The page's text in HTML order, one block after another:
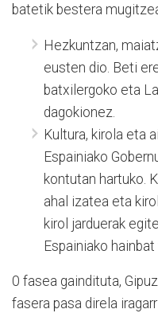
batetik bestera
Hezkuntzan,
eusten dio. Beti
batxilergoko eta
dagokionez.
Kultura, kirola eta
Espainiako
kontutan hartuko.
ahal izatea eta
kirol jarduerak
Espainiako
0 fasea gaindituta,
fasera pasa direla